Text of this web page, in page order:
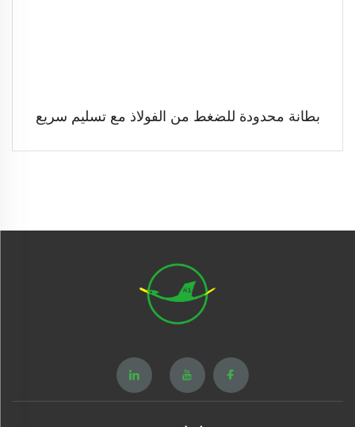
بطانة محدودة للضغط من الفولاذ مع تسليم سريع